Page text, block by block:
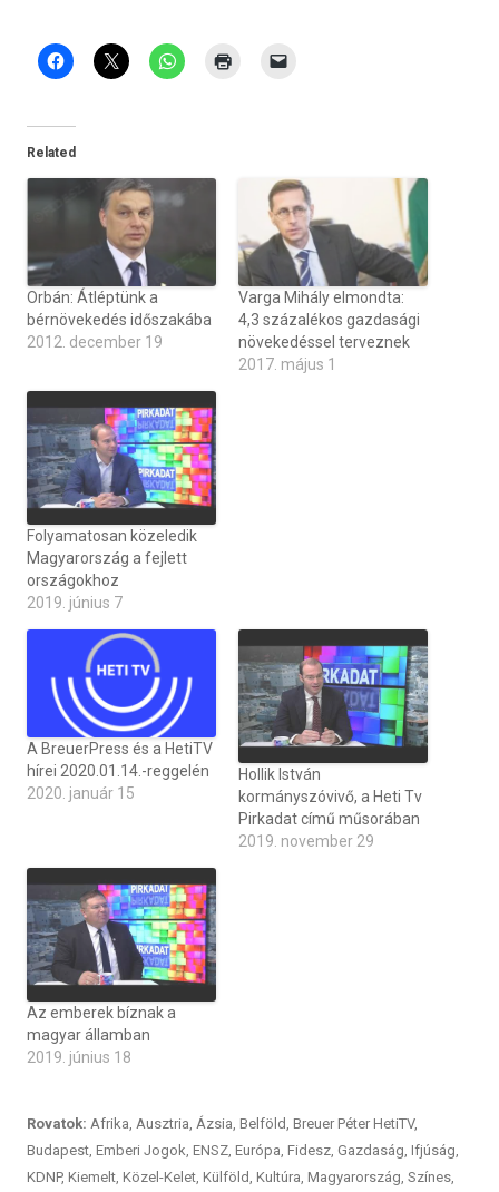
Related
Orbán: Átléptünk a
bérnövekedés időszakába
2012. december 19
Varga Mihály elmondta:
4,3 százalékos gazdasági
növekedéssel terveznek
2017. május 1
Folyamatosan közeledik
Magyarország a fejlett
országokhoz
2019. június 7
A BreuerPress és a HetiTV
hírei 2020.01.14.-reggelén
2020. január 15
Hollik István
kormányszóvivő, a Heti Tv
Pirkadat című műsorában
2019. november 29
Az emberek bíznak a
magyar államban
2019. június 18
Rovatok: Afrika, Ausztria, Ázsia, Belföld, Breuer Péter HetiTV,
Budapest, Emberi Jogok, ENSZ, Európa, Fidesz, Gazdaság, Ifjúság,
KDNP, Kiemelt, Közel-Kelet, Külföld, Kultúra, Magyarország, Színes,